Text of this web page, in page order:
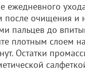
после очищения и
пальцев до
плотным слоем
Остатки